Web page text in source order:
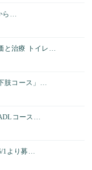
ら…
と治療 トイレ…
肢コース」…
コース…
1より募…